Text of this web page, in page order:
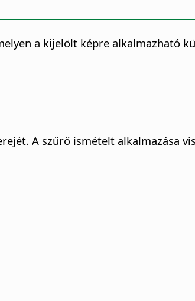
a kijelölt képre alkalmazható
A szűrő ismételt alkalmazása